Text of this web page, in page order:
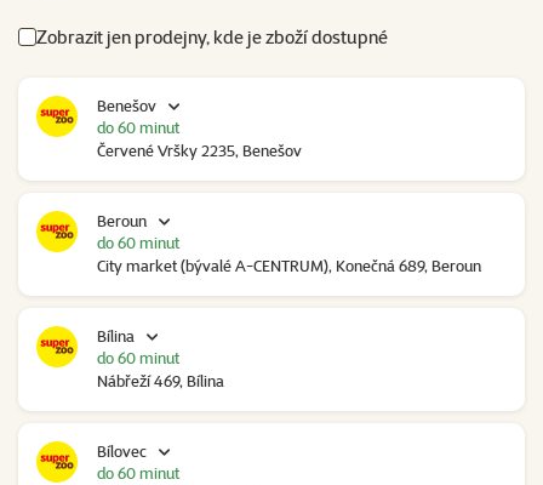
Zobrazit jen prodejny, kde je zboží dostupné
Benešov
Červené Vršky 2235, Benešov
do 60 minut
Beroun
City market (bývalé A-CENTRUM), Konečná 689, Beroun
do 60 minut
Bílina
Nábřeží 469, Bílina
do 60 minut
Bílovec
do 60 minut